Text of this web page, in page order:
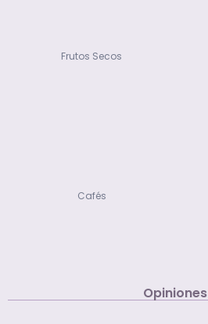
Frutos Secos
Cafés
Opiniones